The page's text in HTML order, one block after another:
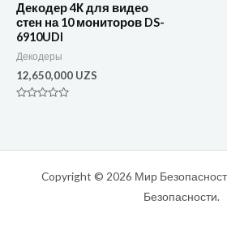
Декодер 4К для видео
стен на 10 мониторов DS-
6910UDI
Декодеры
12,650,000 UZS
Copyright © 2026 Мир
Безопасности.